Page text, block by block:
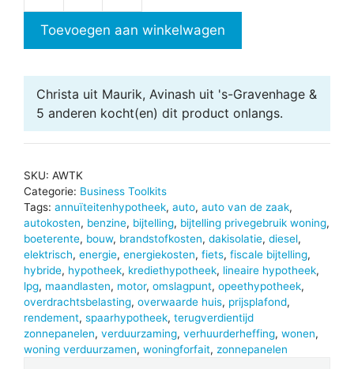
Wonen
aantal
Toevoegen aan winkelwagen
Christa uit Maurik, Avinash uit 's-Gravenhage &
5 anderen kocht(en) dit product onlangs.
SKU: AWTK
Categorie: Business Toolkits
Tags: annuïteitenhypotheek, auto, auto van de zaak,
autokosten, benzine, bijtelling, bijtelling privegebruik woning,
boeterente, bouw, brandstofkosten, dakisolatie, diesel,
elektrisch, energie, energiekosten, fiets, fiscale bijtelling,
hybride, hypotheek, krediethypotheek, lineaire hypotheek,
lpg, maandlasten, motor, omslagpunt, opeethypotheek,
overdrachtsbelasting, overwaarde huis, prijsplafond,
rendement, spaarhypotheek, terugverdientijd
zonnepanelen, verduurzaming, verhuurderheffing, wonen,
woning verduurzamen, woningforfait, zonnepanelen